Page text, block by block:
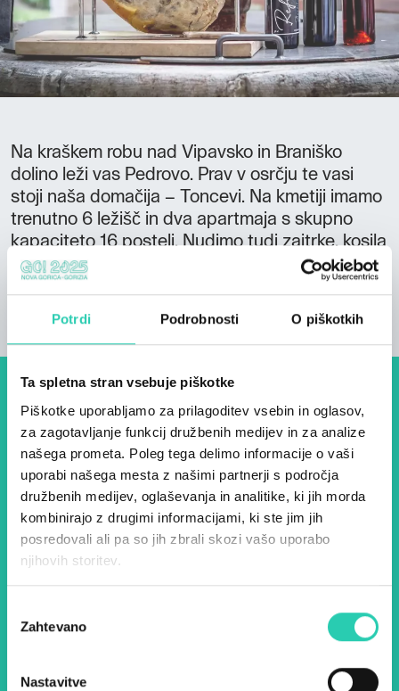
Potrdi Podrobnosti O piškotkih
Ta spletna stran vsebuje piškotke
Piškotke uporabljamo za prilagoditev vsebin in oglasov,
za zagotavljanje funkcij družbenih medijev in za analize
našega prometa. Poleg tega delimo informacije o vaši
uporabi našega mesta z našimi partnerji s področja
družbenih medijev, oglaševanja in analitike, ki jih morda
kombinirajo z drugimi informacijami, ki ste jim jih
posredovali ali pa so jih zbrali skozi vašo uporabo
njihovih storitev.
soglasja
Zahtevano
Nastavitve
Na kraškem robu nad Vipavsko in Braniško
dolino leži vas Pedrovo. Prav v osrčju te vasi
stoji naša domačija – Toncevi. Na kmetiji imamo
trenutno 6 ležišč in dva apartmaja s skupno
kapaciteto 16 postelj. Nudimo tudi zajtrke, kosila
in večerje, predvsem za naše goste, pa tudi za
naključne mimoidoče.
Dogodki, članki in zgodbe iz
evropske prestolnice kulture
– prijavite se na naš novičnik
in ostanite na tekočem z
našimi aktivnostmi.
Ime * Priimek *